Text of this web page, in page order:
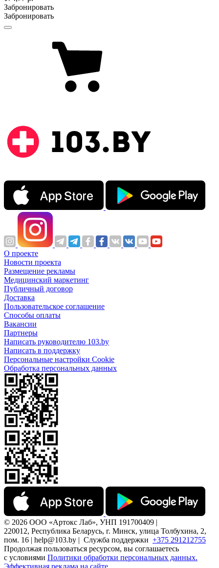
Забронировать
Забронировать
О проекте
Новости проекта
Размещение рекламы
Медицинский маркетинг
Публичный договор
Доставка
Пользовательское соглашение
Способы оплаты
Вакансии
Партнеры
Написать руководителю 103.by
Написать в поддержку
Персональные настройки Cookie
Обработка персональных данных
© 2026 ООО «Артокс Лаб», УНП 191700409 |
220012, Республика Беларусь, г. Минск, улица Толбухина, 2,
пом. 16 | help@103.by | Служба поддержки +375 291212755
Продолжая пользоваться ресурсом, вы соглашаетесь
с условиями Политики обработки персональных данных.
Эффективная реклама на сайте